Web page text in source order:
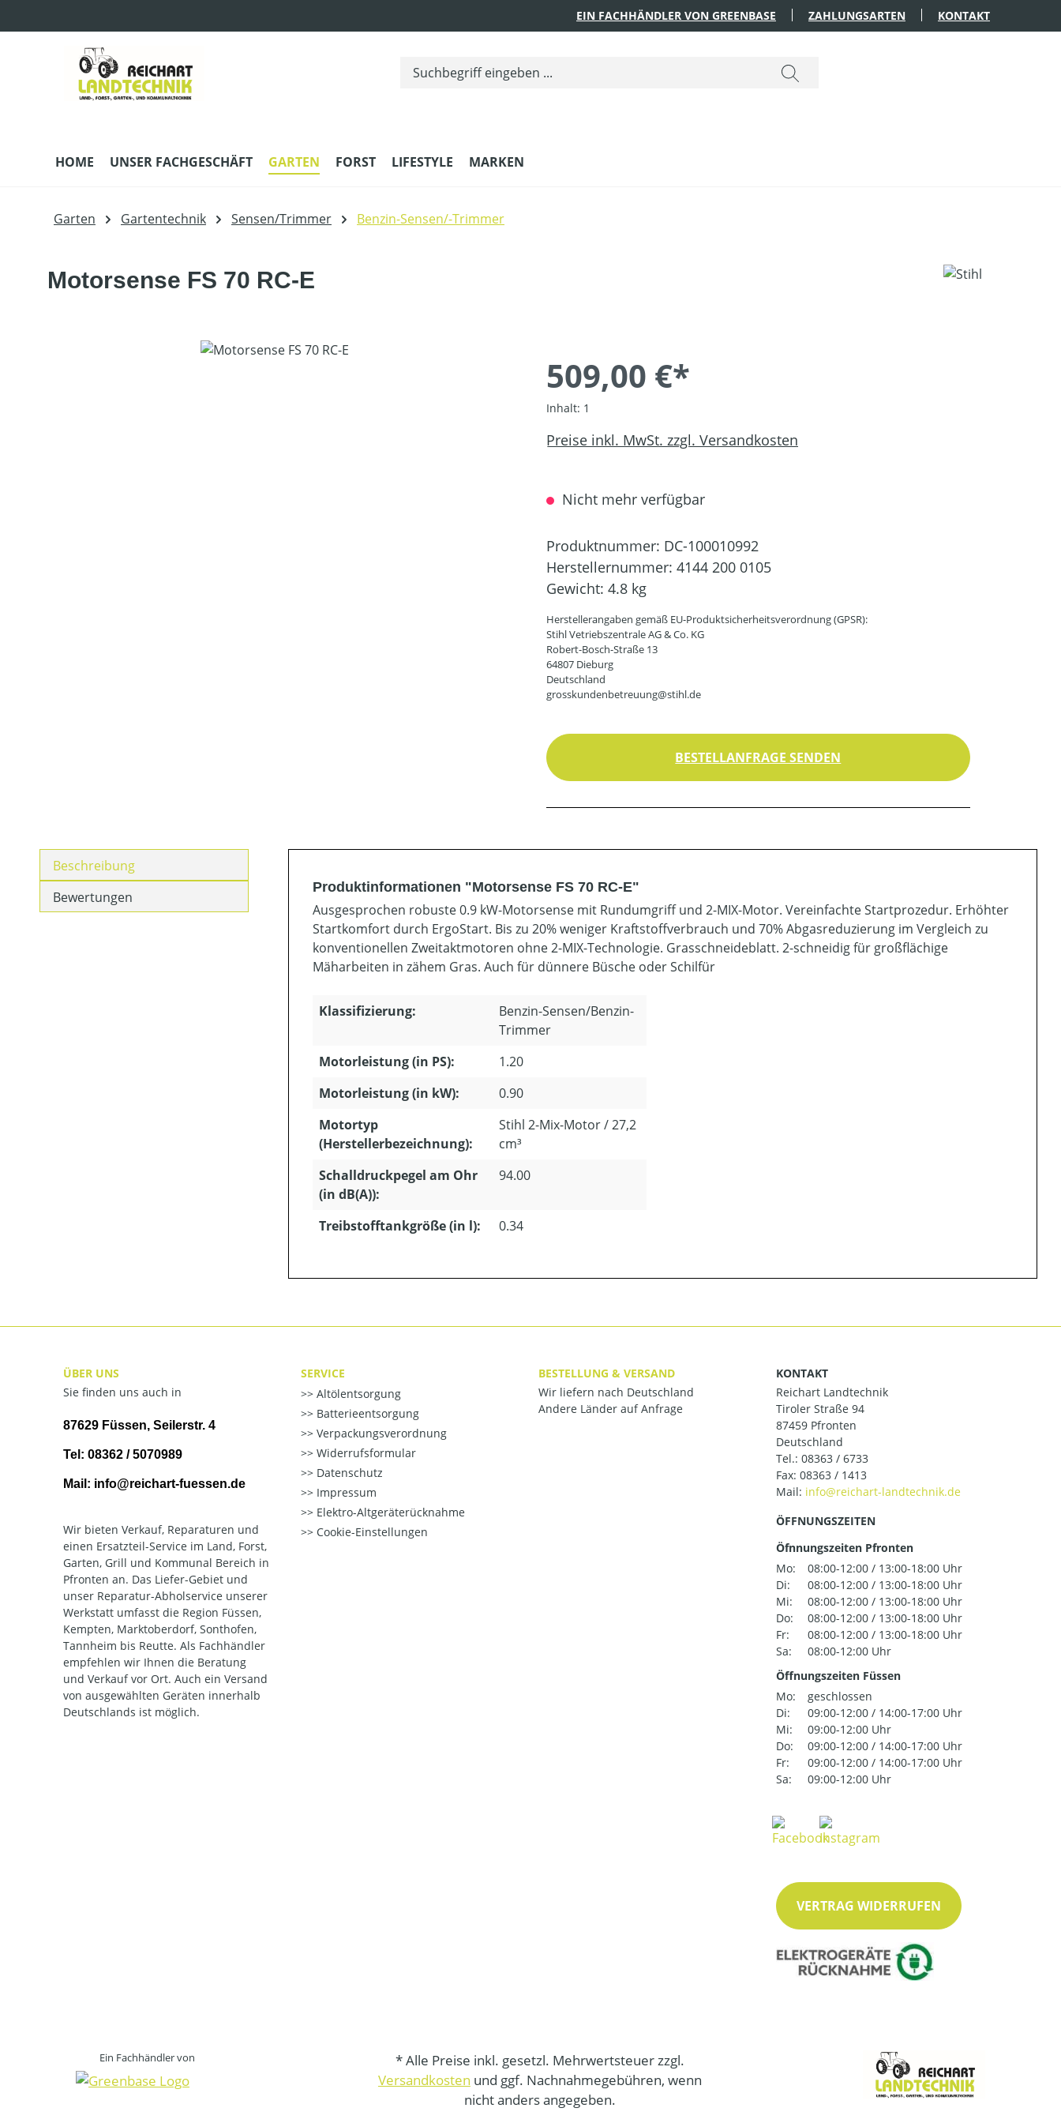
EIN FACHHÄNDLER VON GREENBASE ZAHLUNGSARTEN KONTAKT
HOME UNSER FACHGESCHÄFT GARTEN FORST LIFESTYLE MARKEN
Garten Gartentechnik Sensen/Trimmer Benzin-Sensen/-Trimmer
Motorsense FS 70 RC-E
509,00 €*
Inhalt: 1
Preise inkl. MwSt. zzgl. Versandkosten
Nicht mehr verfügbar
Produktnummer: DC-100010992
Herstellernummer: 4144 200 0105
Gewicht: 4.8 kg
Herstellerangaben gemäß EU-Produktsicherheitsverordnung (GPSR):
Stihl Vetriebszentrale AG & Co. KG
Robert-Bosch-Straße 13
64807 Dieburg
Deutschland
grosskundenbetreuung@stihl.de
BESTELLANFRAGE SENDEN
Beschreibung
Bewertungen
Produktinformationen "Motorsense FS 70 RC-E"
Ausgesprochen robuste 0.9 kW-Motorsense mit Rundumgriff und 2-MIX-Motor. Vereinfachte Startprozedur. Erhöhter
Startkomfort durch ErgoStart. Bis zu 20% weniger Kraftstoffverbrauch und 70% Abgasreduzierung im Vergleich zu
konventionellen Zweitaktmotoren ohne 2-MIX-Technologie. Grasschneideblatt. 2-schneidig für großflächige
Mäharbeiten in zähem Gras. Auch für dünnere Büsche oder Schilfür
Klassifizierung:
Benzin-Sensen/Benzin-
Trimmer
Motorleistung (in PS):
1.20
Motorleistung (in kW):
0.90
Motortyp
(Herstellerbezeichnung):
Stihl 2-Mix-Motor / 27,2
cm³
Schalldruckpegel am Ohr
(in dB(A)):
94.00
Treibstofftankgröße (in l): 0.34
ÜBER UNS
Sie finden uns auch in
87629 Füssen, Seilerstr. 4
Tel: 08362 / 5070989
Mail: info@reichart-fuessen.de
Wir bieten Verkauf, Reparaturen und
einen Ersatzteil-Service im Land, Forst,
Garten, Grill und Kommunal Bereich in
Pfronten an. Das Liefer-Gebiet und
unser Reparatur-Abholservice unserer
Werkstatt umfasst die Region Füssen,
Kempten, Marktoberdorf, Sonthofen,
Tannheim bis Reutte. Als Fachhändler
empfehlen wir Ihnen die Beratung
und Verkauf vor Ort. Auch ein Versand
von ausgewählten Geräten innerhalb
Deutschlands ist möglich.
SERVICE
Altölentsorgung
Batterieentsorgung
Verpackungsverordnung
Widerrufsformular
Datenschutz
Impressum
Elektro-Altgeräterücknahme
Cookie-Einstellungen
BESTELLUNG & VERSAND
Wir liefern nach Deutschland
Andere Länder auf Anfrage
KONTAKT
Reichart Landtechnik
Tiroler Straße 94
87459 Pfronten
Deutschland
Tel.: 08363 / 6733
Fax: 08363 / 1413
Mail:
ÖFFNUNGSZEITEN
Öfnnungszeiten Pfronten
Mo:
08:00-12:00 / 13:00-18:00 Uhr
Di:
08:00-12:00 / 13:00-18:00 Uhr
Mi:
08:00-12:00 / 13:00-18:00 Uhr
Do:
08:00-12:00 / 13:00-18:00 Uhr
Fr:
08:00-12:00 / 13:00-18:00 Uhr
Sa:
08:00-12:00 Uhr
Öffnungszeiten Füssen
Mo:
geschlossen
Di:
09:00-12:00 / 14:00-17:00 Uhr
Mi:
09:00-12:00 Uhr
Do:
09:00-12:00 / 14:00-17:00 Uhr
Fr:
09:00-12:00 / 14:00-17:00 Uhr
Sa:
09:00-12:00 Uhr
VERTRAG WIDERRUFEN
Ein Fachhändler von
* Alle Preise inkl. gesetzl. Mehrwertsteuer zzgl.
Versandkosten und ggf. Nachnahmegebühren, wenn
nicht anders angegeben.